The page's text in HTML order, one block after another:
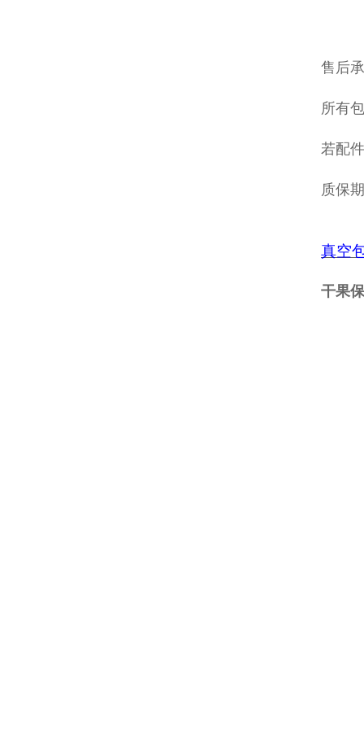
售后
所有
若配
质保
真空
干果